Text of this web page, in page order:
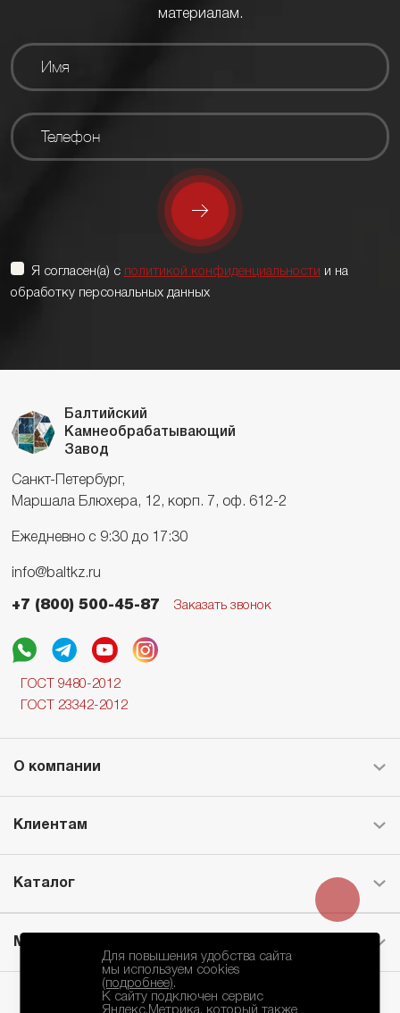
материалам.
Я согласен(а) с политикой конфиденциальности и на
обработку персональных данных
Балтийский
Камнеобрабатывающий
Завод
Санкт-Петербург,
Маршала Блюхера, 12, корп. 7, оф. 612-2
Ежедневно с 9:30 до 17:30
info@baltkz.ru
+7 (800) 500-45-87 Заказать звонок
ГОСТ 9480-2012
ГОСТ 23342-2012
О компании
Клиентам
Каталог
Месторождение
Для повышения удобства сайта
мы используем cookies
(подробнее).
К сайту подключен сервис
Яндекс.Метрика, который также